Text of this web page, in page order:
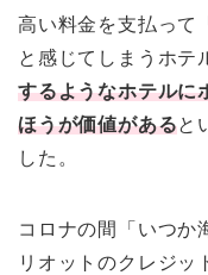
高い料金を支払って
と感じてしまうホテ
するようなホテルに
ほうが価値があると
した。
コロナの間「いつか
リオットのクレジッ